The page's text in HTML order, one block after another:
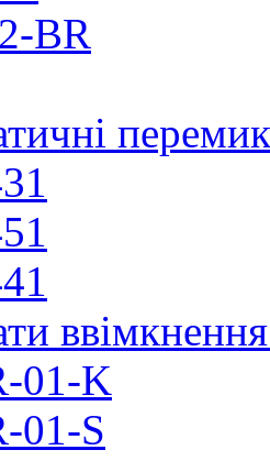
BR
01-K
01-S